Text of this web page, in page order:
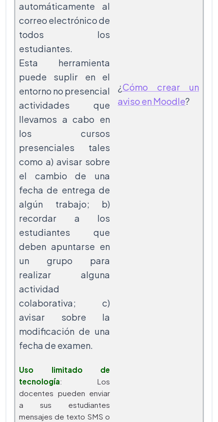
automáticamente al
correo electrónico de
todos los
estudiantes.
Esta herramienta
puede suplir en el
entorno no presencial
actividades que
llevamos a cabo en
los cursos
presenciales tales
como a) avisar sobre
el cambio de una
fecha de entrega de
algún trabajo; b)
recordar a los
estudiantes que
deben apuntarse en
un grupo para
realizar alguna
actividad
colaborativa; c)
avisar sobre la
modificación de una
fecha de examen.
Uso limitado de
tecnología: Los
docentes pueden enviar
a sus estudiantes
mensajes de texto SMS o
¿Cómo crear un
aviso en Moodle?